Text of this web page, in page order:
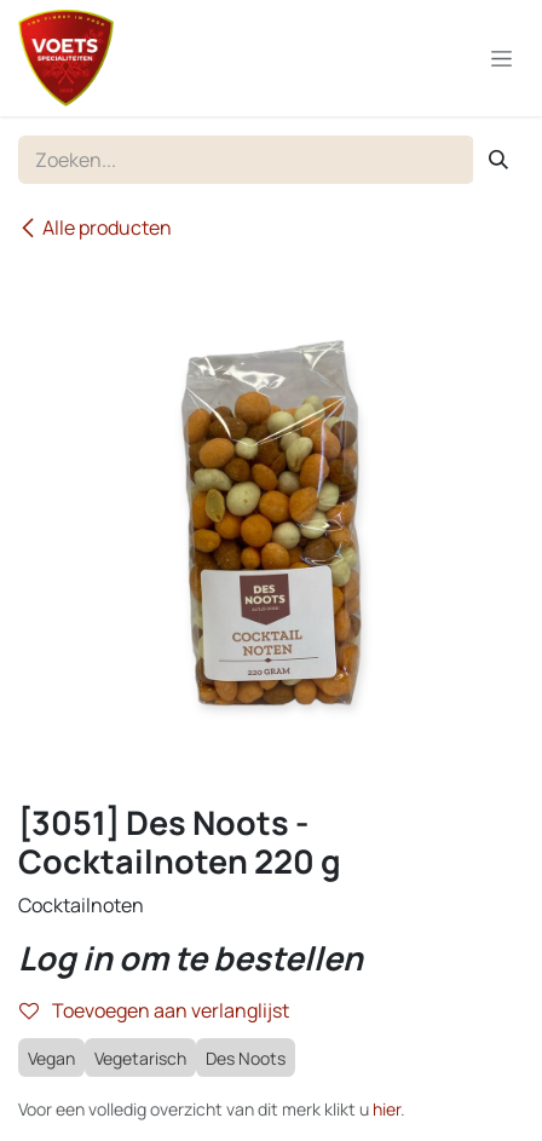
Overslaan naar inhoud
Alle producten
[3051] Des Noots -
Cocktailnoten 220 g
Cocktailnoten
Log in om te bestellen
Toevoegen aan verlanglijst
Vegan Vegetarisch Des Noots
Voor een volledig overzicht van dit merk klikt u hier.